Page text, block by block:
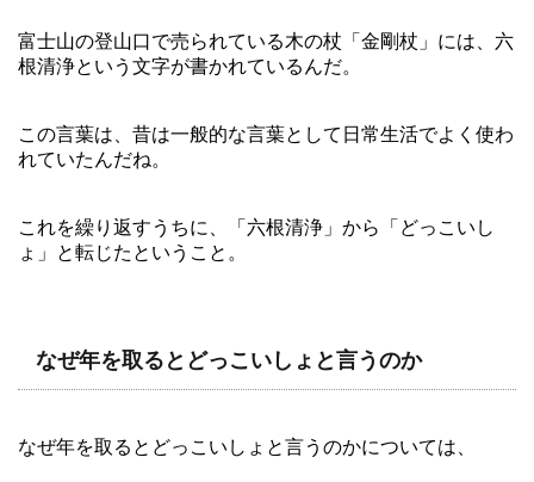
富士山の登山口で売られている木の杖「金剛杖」には、六
根清浄という文字が書かれているんだ。
この言葉は、昔は一般的な言葉として日常生活でよく使わ
れていたんだね。
これを繰り返すうちに、「六根清浄」から「どっこいし
ょ」と転じたということ。
なぜ年を取るとどっこいしょと言うのか
なぜ年を取るとどっこいしょと言うのかについては、